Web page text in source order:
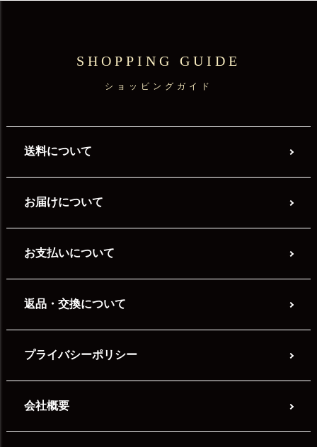
SHOPPING GUIDE
ショッピングガイド
送料について
お届けについて
お支払いについて
返品・交換について
プライバシーポリシー
会社概要